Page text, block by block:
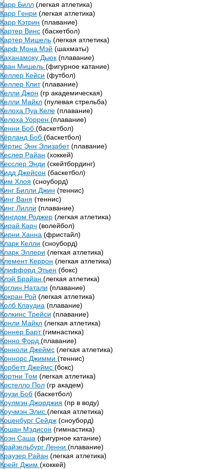
Карр Билл (легкая атлетика)
Карр Генри (легкая атлетика)
Карр Кэтрин (плавание)
Картер Винс (баскетбол)
Картер Мишель (легкая атлетика)
Карф Мона Мэй (шахматы)
Каханамоку Дьюк (плавание)
Кван Мишель (фигурное катание)
Келлер Кейси (футбол)
Келлер Клит(плавание)
Келли Джон (гр академическая)
Келли Майкл (пулевая стрельба)
Келоха Пуа Келе (плавание)
Келоха Уоррен (плавание)
Кенни Боб (баскетбол)
Кёрланд Боб (баскетбол)
Кёртис Энн Элизабет(плавание)
Кеслер Райан (хоккей)
Кесслер Энди (скейтбординг)
Кидд Джейсон (баскетбол)
Ким Хлоя (сноуборд)
Кинг Билли Джин (теннис)
Кинг Ваня (теннис)
Кинг Лилли (плавание)
Кингдом Роджер (легкая атлетика)
Кирай Карч (волейбол)
Кирни Ханна (фристайл)
Кларк Келли (сноуборд)
Кларк Эллери (легкая атлетика)
Клемент Керрон (легкая атлетика)
Клиффорд Этьен (бокс)
Клэй Брайан (легкая атлетика)
Коглин Натали (плавание)
Кокран Рой (легкая атлетика)
Колб Клаудиа (плавание)
Колкинс Трейси (плавание)
Конли Майкл (легкая атлетика)
Коннер Барт(гимнастика)
Конно Форд (плавание)
Конноли Джеймс (легкая атлетика)
Коннорс Джимми (теннис)
Корбетт Джеймс (бокс)
Кортни Том (легкая атлетика)
Костелло Пол (гр академ)
Коузи Боб (баскетбол)
Коулмэн Джорджия (пр в воду)
Коучмэн Элис (легкая атлетика)
Коценбург Сейдж (сноуборд)
Кошан Мэдисон (гимнастика)
Коэн Саша (фигурное катание)
Крайзельбург Ленни (плавание)
Краузер Райан (легкая атлетика)
Крейг Джим (хоккей)